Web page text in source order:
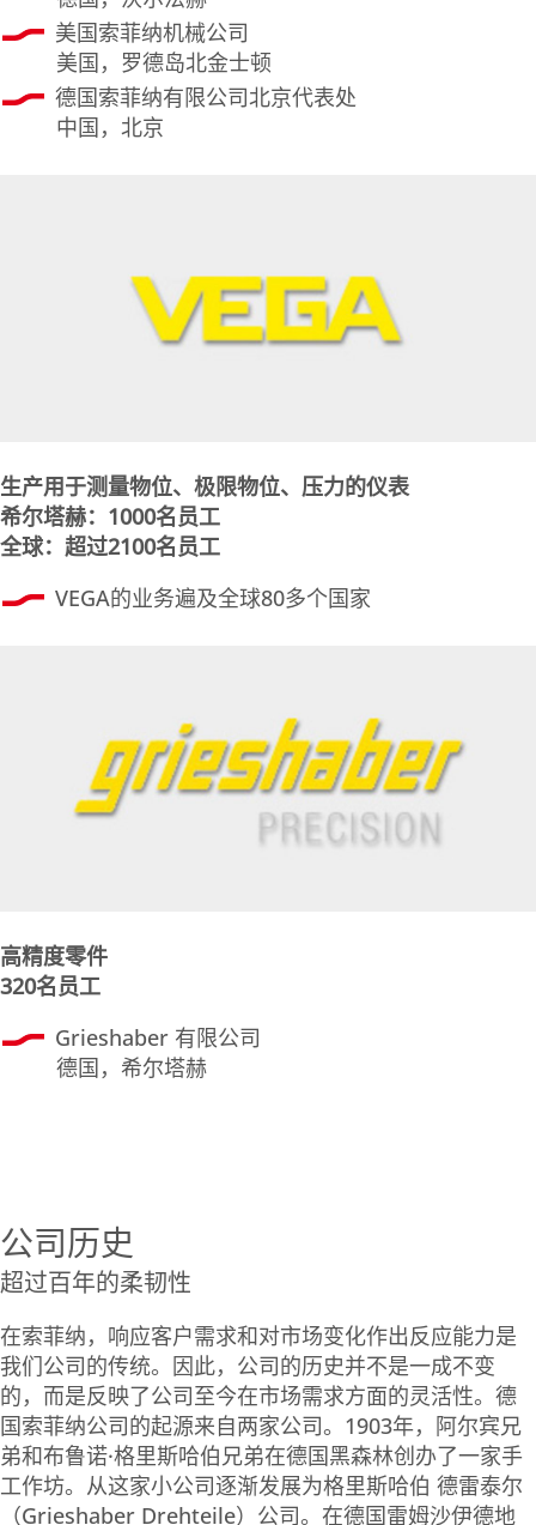
美国索菲纳机械公司
美国，罗德岛北金士顿
德国索菲纳有限公司北京代表处
中国，北京
生产用于测量物位、极限物位、压力的仪表
希尔塔赫：1000名员工
全球：超过2100名员工
VEGA的业务遍及全球80多个国家
高精度零件
320名员工
Grieshaber 有限公司
德国，希尔塔赫
公司历史
超过百年的柔韧性
在索菲纳，响应客户需求和对市场变化作出反应能力是
我们公司的传统。因此，公司的历史并不是一成不变
的，而是反映了公司至今在市场需求方面的灵活性。德
国索菲纳公司的起源来自两家公司。1903年，阿尔宾兄
弟和布鲁诺·格里斯哈伯兄弟在德国黑森林创办了一家手
工作坊。从这家小公司逐渐发展为格里斯哈伯 德雷泰尔
（Grieshaber Drehteile）公司。在德国雷姆沙伊德地